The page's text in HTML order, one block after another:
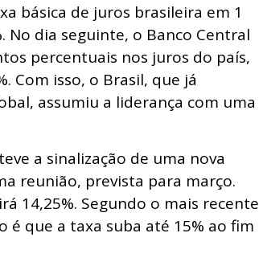
básica de juros brasileira em 1
No dia seguinte, o Banco Central
percentuais nos juros do país,
Com isso, o Brasil, que já
assumiu a liderança com uma
a sinalização de uma nova
reunião, prevista para março.
14,25%. Segundo o mais recente
é que a taxa suba até 15% ao fim